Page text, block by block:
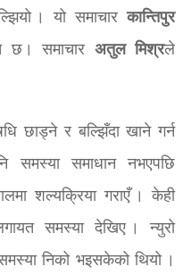
। यो समाचारकान्तिपुर
छ। समाचार अतुल मिश्रले
छाड्ने र बल्झिँदा खाने गर्न
समस्या समाधान नभएपछि
शल्यक्रिया गराएँ । केही
समस्या देखिए । न्युरो
निको भइसकेको थियो ।